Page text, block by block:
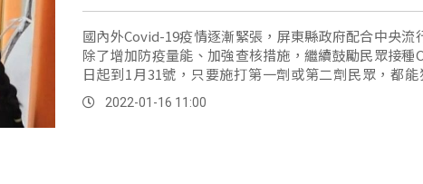
國內外Covid-19疫情逐漸緊張，屏東縣政府配合中央流
除了增加防疫量能、加強查核措施，繼續鼓勵民眾接種
日起到1月31號，只要施打第一劑或第二劑民眾，都能
券。2022-01-16 11:00